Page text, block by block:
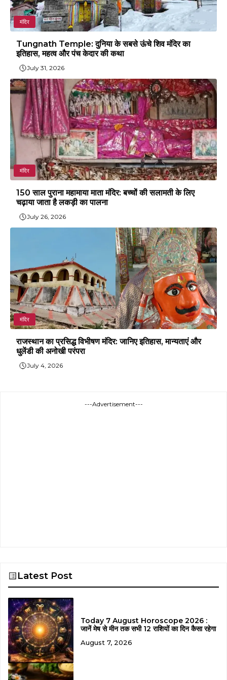
मंदिर
Tungnath Temple: दुनिया के सबसे ऊंचे शिव मंदिर का
इतिहास, महत्व और पंच केदार की कथा
July 31, 2026
मंदिर
150 साल पुराना महामाया माता मंदिर: बच्चों की सलामती के लिए
चढ़ाया जाता है लकड़ी का पालना
July 26, 2026
मंदिर
राजस्थान का प्रसिद्ध विभीषण मंदिर: जानिए इतिहास, मान्यताएं और
धुलेंडी की अनोखी परंपरा
July 4, 2026
---Advertisement---
Latest Post
Today 7 August Horoscope 2026 :
जानें मेष से मीन तक सभी 12 राशियों का दिन कैसा रहेगा
August 7, 2026